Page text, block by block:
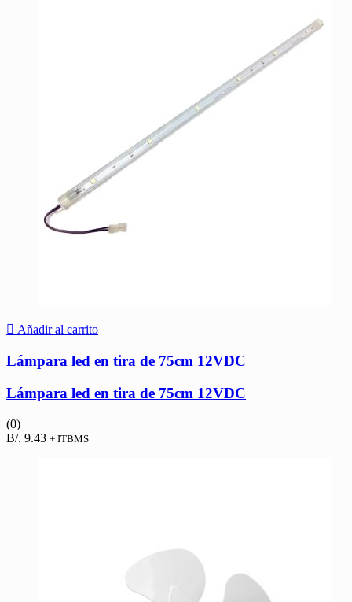
Añadir al carrito
Lámpara led en tira de 75cm 12VDC
Lámpara led en tira de 75cm 12VDC
(0)
B/. 9.43 + ITBMS